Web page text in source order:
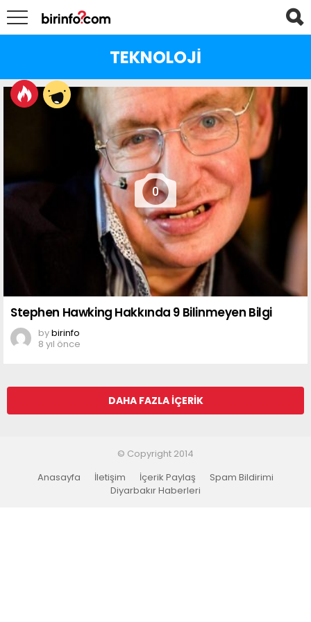
TEKNOLOJI
LATEST
STORIES
0
Stephen Hawking Hakkında 9 Bilinmeyen Bilgi
bybirinfo
8 yıl önce
DAHA FAZLA İÇERIK
© Copyright 2014
Anasayfa
İletişim İçerik Paylaş
Spam Bildirimi
Diyarbakır Haberleri